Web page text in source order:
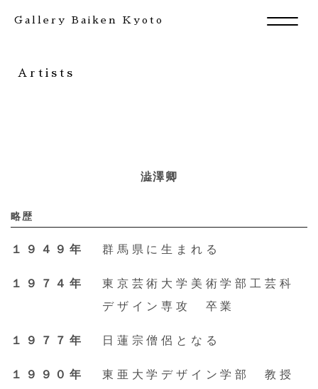
Gallery Baiken Kyoto
Artists
News
About
Artists
澁澤卿
略歴
１９４９年 群馬県に生まれる
１９７４年
東京芸術大学美術学部工芸科
デザイン専攻 卒業
１９７７年 日蓮宗僧侶となる
１９９０年
東亜大学デザイン学部 教授